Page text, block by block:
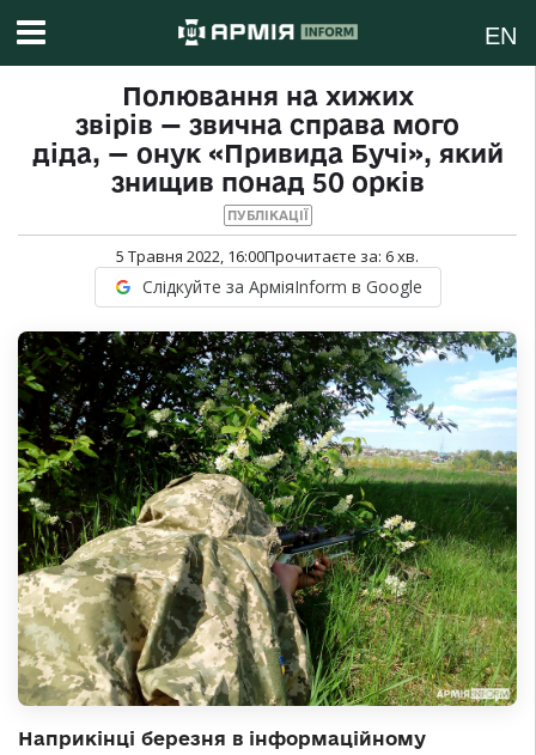
EN
Полювання на хижих
звірів — звична справа мого
діда, — онук «Привида Бучі», який
знищив понад 50 орків
ПУБЛІКАЦІЇ
5 Травня 2022, 16:00Прочитаєте за: 6хв.
Слідкуйте за АрміяInform в Google
Наприкінці березня в інформаційному